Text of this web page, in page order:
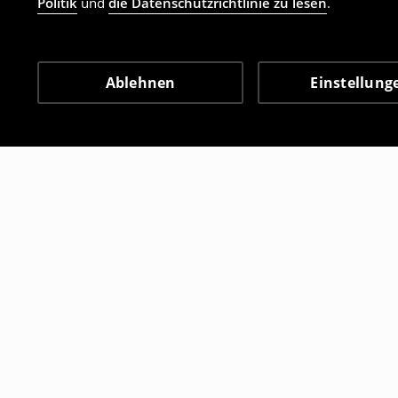
Ablehnen